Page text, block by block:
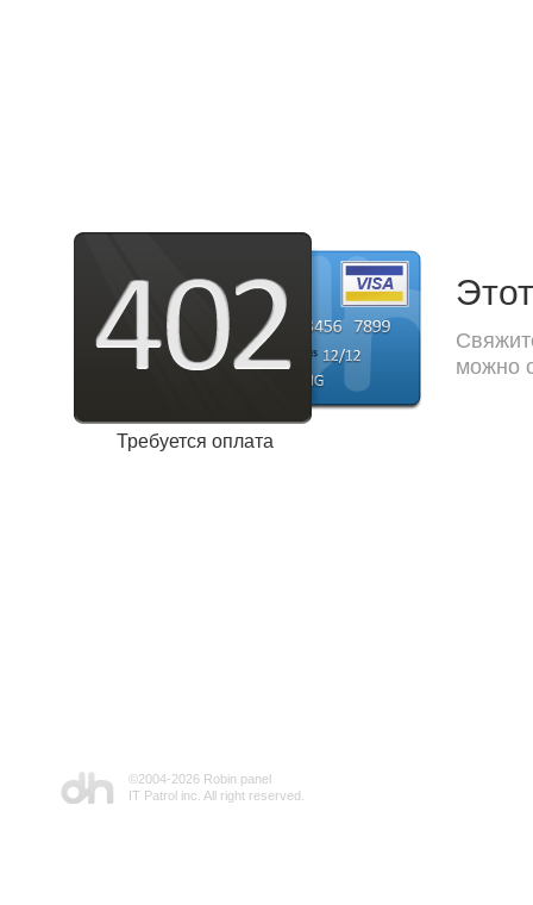
Требуется оплата
можно
©2004-2026 Robin panel
IT Patrol inc. All right reserved.